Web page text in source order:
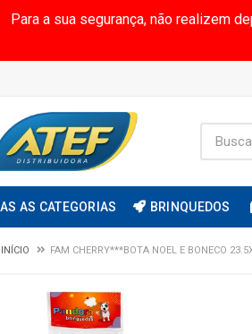
Para a sua segurança, não realizem
AS CATEGORIAS BRINQUEDOS
INÍCIO FAM CHERRY***BOTA NOEL E BONECO